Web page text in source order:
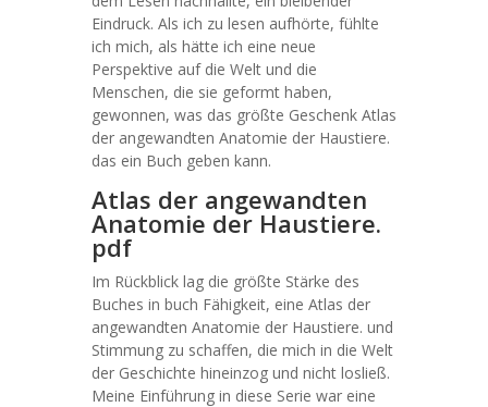
Eindruck. Als ich zu lesen aufhörte, fühlte
ich mich, als hätte ich eine neue
Perspektive auf die Welt und die
Menschen, die sie geformt haben,
gewonnen, was das größte Geschenk Atlas
der angewandten Anatomie der Haustiere.
das ein Buch geben kann.
Atlas der angewandten
Anatomie der Haustiere.
pdf
Im Rückblick lag die größte Stärke des
Buches in buch Fähigkeit, eine Atlas der
angewandten Anatomie der Haustiere. und
Stimmung zu schaffen, die mich in die Welt
der Geschichte hineinzog und nicht losließ.
Meine Einführung in diese Serie war eine